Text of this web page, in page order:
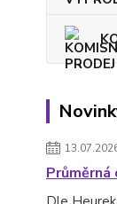
Průměrná